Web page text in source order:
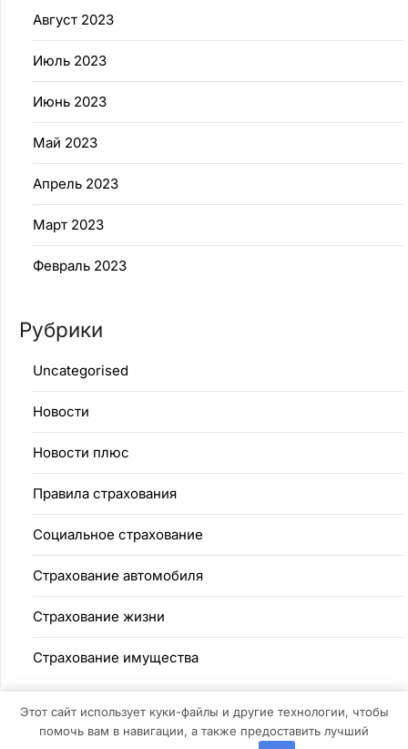
Август 2023
Июль 2023
Июнь 2023
Май 2023
Апрель 2023
Март 2023
Февраль 2023
Рубрики
Uncategorised
Новости
Новости плюс
Правила страхования
Социальное страхование
Страхование автомобиля
Страхование жизни
Страхование имущества
©2026 SecureLife| Дизайн:Газетная тема
Этот сайт использует куки-файлы и другие технологии, чтобы
помочь вам в навигации, а также предоставить лучший